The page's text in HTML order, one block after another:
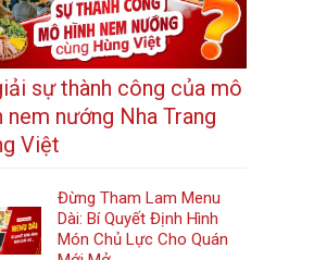
nem nướng Nha Trang
Việt
Đừng Tham Lam Menu
Dài: Bí Quyết Định Hình
Món Chủ Lực Cho Quán